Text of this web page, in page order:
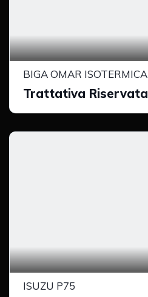
BIGA OMAR ISOTERMICA
Trattativa Riservata
ISUZU P75